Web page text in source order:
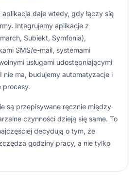
daje wtedy, gdy łączy się
Integrujemy aplikacje z
Subiekt, Symfonia),
SMS/e-mail, systemami
usługami udostępniającymi
nie ma, budujemy automatyzacje i
procesy.
są przepisywane ręcznie między
czynności dzieją się same. To
decydują o tym, że
godziny pracy, a nie tylko